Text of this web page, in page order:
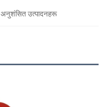
अनुशंसित उत्पादनहरू